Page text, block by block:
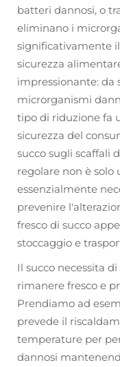
batteri dannosi, o
eliminano i
significativamente
sicurezza
impressionante: da
microrganismi
tipo di riduzione fa
sicurezza del
succo sugli scaffali
regolare non è solo
essenzialmente
prevenire
fresco di succo
stoccaggio e
Il succo necessita
rimanere fresco e
Prendiamo ad
prevede il
temperature per
dannosi